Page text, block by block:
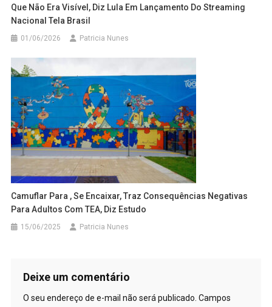
Que Não Era Visível, Diz Lula Em Lançamento Do Streaming
Nacional Tela Brasil
01/06/2026 Patricia Nunes
Camuflar Para , Se Encaixar, Traz Consequências Negativas
Para Adultos Com TEA, Diz Estudo
15/06/2025 Patricia Nunes
Deixe um comentário
O seu endereço de e-mail não será publicado. Campos